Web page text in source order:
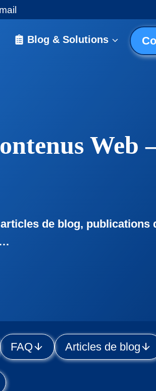
Blog & Solutions
Web
de blog, publications
FAQ Articles de blog